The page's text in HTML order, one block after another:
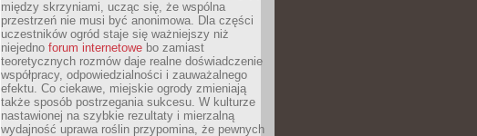
między skrzyniami, ucząc się, że wspólna
przestrzeń nie musi być anonimowa. Dla części
uczestników ogród staje się ważniejszy niż
niejedno forum internetowe bo zamiast
teoretycznych rozmów daje realne doświadczenie
współpracy, odpowiedzialności i zauważalnego
efektu. Co ciekawe, miejskie ogrody zmieniają
także sposób postrzegania sukcesu. W kulturze
nastawionej na szybkie rezultaty i mierzalną
wydajność uprawa roślin przypomina, że pewnych